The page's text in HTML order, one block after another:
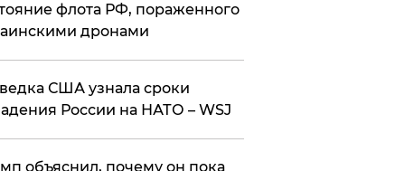
флота РФ, пораженного
дронами
США узнала сроки
России на НАТО – WSJ
объяснил, почему он пока